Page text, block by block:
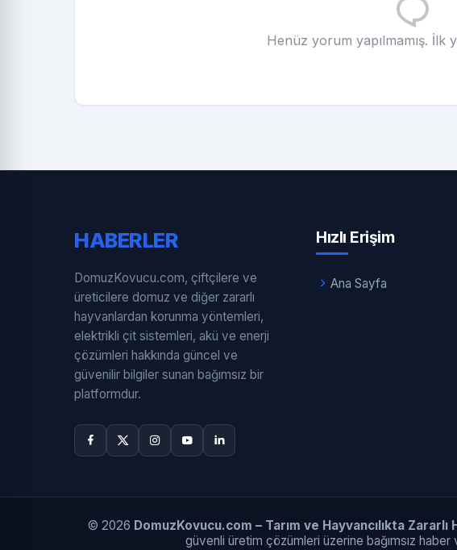
Henüz yorum yapılmamış. İlk
HABERLER
DomuzKovucu.com, çiftçilere ve
üreticilere domuz ve diğer zararlı
hayvanlardan korunma yöntemleri,
elektrikli çit sistemleri, akü ve enerji
çözümleri hakkında güncel ve
güvenilir bilgiler sunan bağımsız bir
platformdur.
Hızlı Erişim
Ana Sayfa
© 2026 DomuzKovucu.com – Tarım ve Hayvancılıkta
güvenli üretim çözümleri üzerine bağımsız